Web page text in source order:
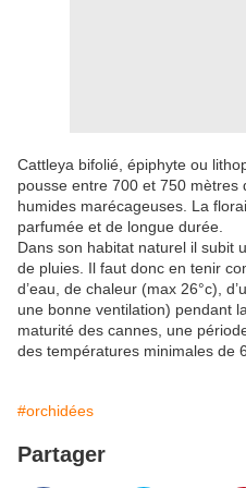
Cattleya bifolié, épiphyte ou
pousse entre 700 et 750 mètres
humides marécageuses. La
parfumée et de longue durée.
Dans son habitat naturel il subit
de pluies. Il faut donc en tenir
d’eau, de chaleur (max 26°c),
une bonne ventilation) pendant
maturité des cannes, une
des températures minimales de
#orchidées
Partager